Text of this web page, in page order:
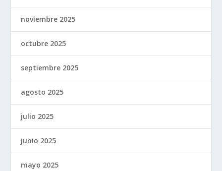
noviembre 2025
octubre 2025
septiembre 2025
agosto 2025
julio 2025
junio 2025
mayo 2025